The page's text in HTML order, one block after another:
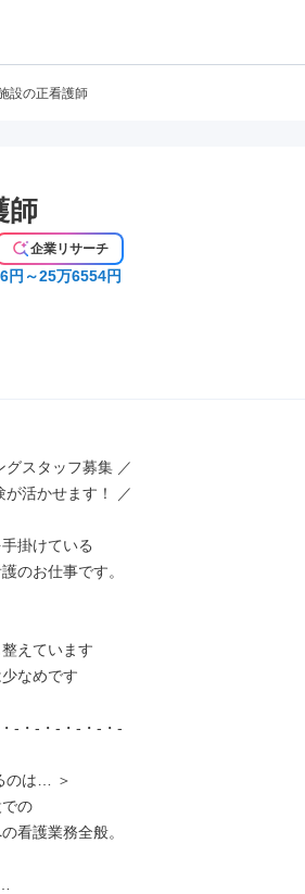
設の正看護師
師
企業リサーチ
円～25万6554円
グスタッフ募集 ／
が活かせます！ ／
掛けている
のお仕事です。
えています
なめです
-・-・-・-・-・-
のは… ＞
の
看護業務全般。